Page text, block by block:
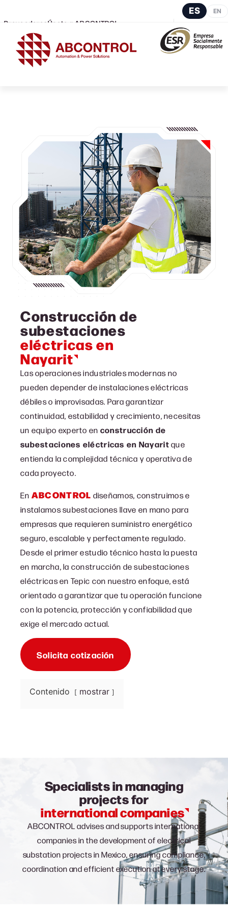
ProveedoresÚnete a ABCONTROL
ES EN
Construcción de
subestaciones
eléctricas en
Nayarit
Las operaciones industriales modernas no
pueden depender de instalaciones eléctricas
débiles o improvisadas. Para garantizar
continuidad, estabilidad y crecimiento, necesitas
un equipo experto en construcción de
subestaciones eléctricas en Nayaritque
entienda la complejidad técnica y operativa de
cada proyecto.
En ABCONTROL diseñamos, construimos e
instalamos subestaciones llave en mano para
empresas que requieren suministro energético
seguro, escalable y perfectamente regulado.
Desde el primer estudio técnico hasta la puesta
en marcha, la construcción de subestaciones
eléctricas en Tepic con nuestro enfoque, está
orientado a garantizar que tu operación funcione
con la potencia, protección y confiabilidad que
exige el mercado actual.
Solicita cotización
Contenido mostrar
Specialists in managing
projects for
international companies
ABCONTROL advises and supports international
companies in the development of electrical
substation projects in Mexico, ensuring compliance,
coordination and efficient execution at every stage.